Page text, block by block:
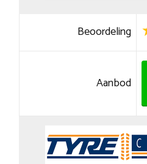
Beoordeling
Aanbod